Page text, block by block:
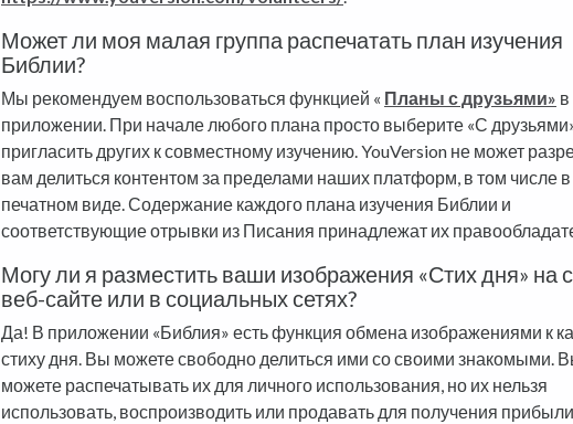
Может ли моя малая группа распечатать план изучения
Библии?
Мы рекомендуем воспользоваться функцией « Планы с друзьями» в
приложении. При начале любого плана просто выберите «С
пригласить других к совместному изучению. YouVersion не может
вам делиться контентом за пределами наших платформ, в том числе в
печатном виде. Содержание каждого плана изучения Библии и
соответствующие отрывки из Писания принадлежат их
Могу ли я разместить ваши изображения «Стих дня» на
веб-сайте или в социальных сетях?
Да! В приложении «Библия» есть функция обмена изображениями к
стиху дня. Вы можете свободно делиться ими со своими знакомыми.
можете распечатывать их для личного использования, но их нельзя
использовать, воспроизводить или продавать для получения